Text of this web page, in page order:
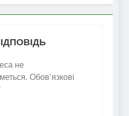
не
Обов’язкові